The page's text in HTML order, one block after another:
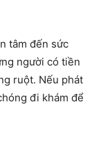
tâm đến sức
người có tiền
ruột. Nếu phát
đi khám để